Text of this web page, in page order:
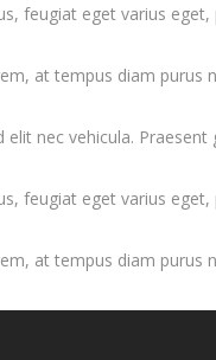
feugiat eget varius
at tempus diam purus
nec vehicula.
feugiat eget varius
at tempus diam purus